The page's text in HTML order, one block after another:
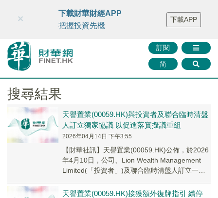
財華智庫網 FINTV FINMETA 財華證券 媒體矩陣
智庫沙龍
聯絡我們
訂閱
简
×
下載財華財經APP
把握投資先機
下載APP
搜尋結果
天譽置業(00059.HK)與投資者及聯合臨時清盤
人訂立獨家協議 以促進落實擬議重組
2026年04月14日 下午3:55
​【財華社訊】天譽置業(00059.HK)公佈，於2026
年4月10日，公司、Lion Wealth Management
Limited(「投資者」)及聯合臨時清盤人訂立一份
天譽置業(00059.HK)接獲額外復牌指引 續停